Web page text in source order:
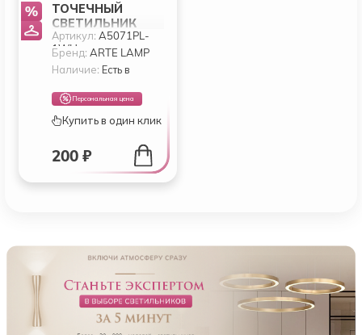
ТОЧЕЧНЫЙ
СВЕТИЛЬНИК
ARTE CRATERE
A5071PL-1WH
Артикул:A5071PL-
1WH
Бренд:ARTE LAMP
Наличие: Есть в
Персональная цена
Купить в один клик
200 ₽